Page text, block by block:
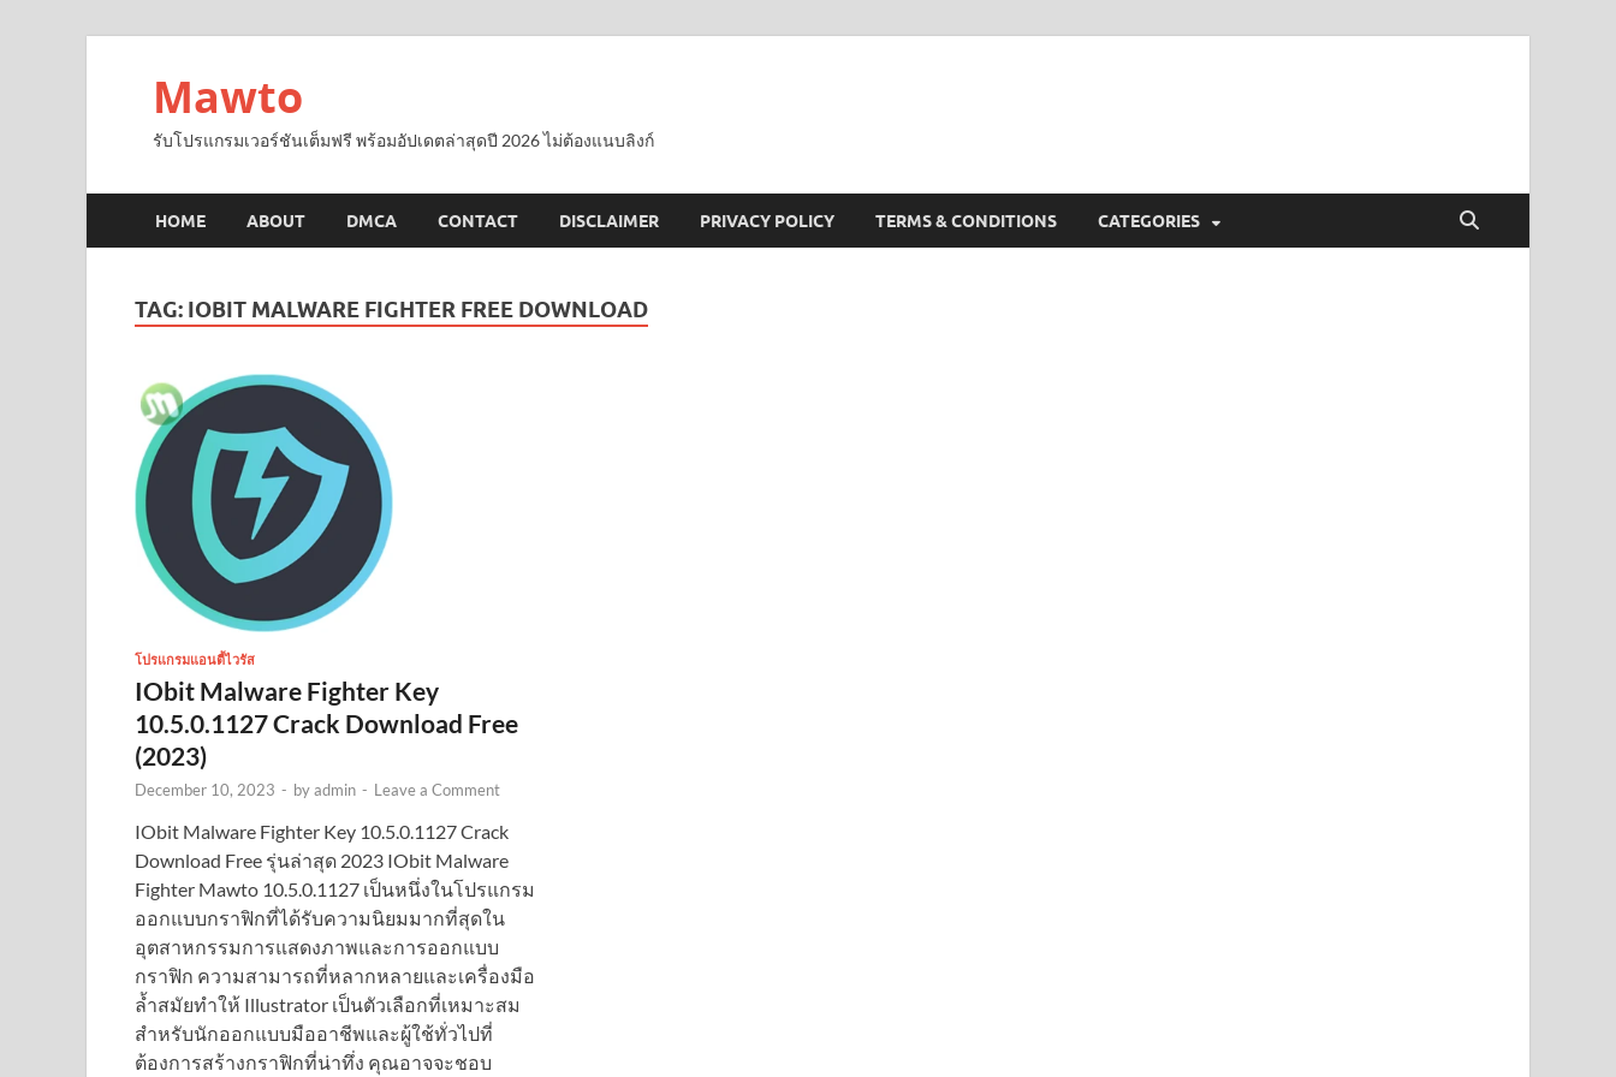
Mawto
รับโปรแกรมเวอร์ชันเต็มฟรี พร้อมอัปเดตล่าสุดปี 2026 ไม่ต้องแนบลิงก์
HOME ABOUT DMCA CONTACT DISCLAIMER PRIVACY POLICY TERMS & CONDITIONS CATEGORIES
TAG: IOBIT MALWARE FIGHTER FREE DOWNLOAD
โปรแกรมแอนตี้ไวรัส
IObit Malware Fighter Key
10.5.0.1127 Crack Download Free
(2023)
December 10, 2023 - byadmin - Leave a Comment
IObit Malware Fighter Key 10.5.0.1127 Crack
Download Free รุ่นล่าสุด 2023 IObit Malware
Fighter Mawto 10.5.0.1127 เป็นหนึ่งในโปรแกรม
ออกแบบกราฟิกที่ได้รับความนิยมมากที่สุดใน
อุตสาหกรรมการแสดงภาพและการออกแบบ
กราฟิก ความสามารถที่หลากหลายและเครื่องมือ
ล้ำสมัยทำให้ Illustrator เป็นตัวเลือกที่เหมาะสม
สำหรับนักออกแบบมืออาชีพและผู้ใช้ทั่วไปที่
ต้องการสร้างกราฟิกที่น่าทึ่ง คุณอาจจะชอบ